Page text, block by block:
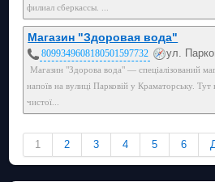
филиал сберкассы. ...
Магазин "Здоровая вода"
8099349608180501597732 ул.
Магазин "Здорова вода" — спеціалізований
напоїв на вулиці Парковій у Краматорську.
чистої...
1 2 3 4 5 6